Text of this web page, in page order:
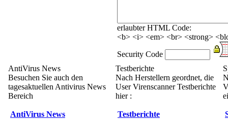
erlaubter HTML Code:
<b> <i> <em> <br> <strong>
Security Code
AntiVirus News
Besuchen Sie auch den
tagesaktuellen Antivirus News
Bereich
AntiVirus News
Testberichte
Nach Herstellern geordnet, die
User Virenscanner Testberichte
hier :
Testberichte